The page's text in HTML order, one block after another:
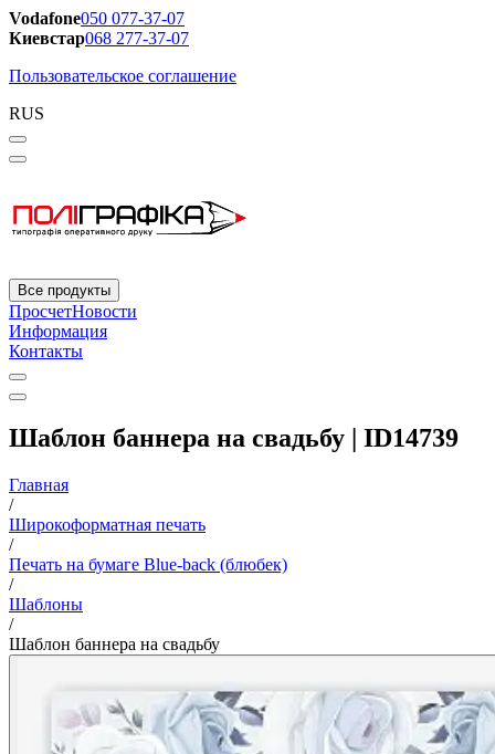
Vodafone050 077-37-07
Киевстар068 277-37-07
Пользовательское соглашение
RUS
Все продукты
ПросчетНовости
Информация
Контакты
Шаблон баннера на свадьбу | ID14739
Главная
/
Широкоформатная печать
/
Печать на бумаге Blue-back (блюбек)
/
Шаблоны
/
Шаблон баннера на свадьбу